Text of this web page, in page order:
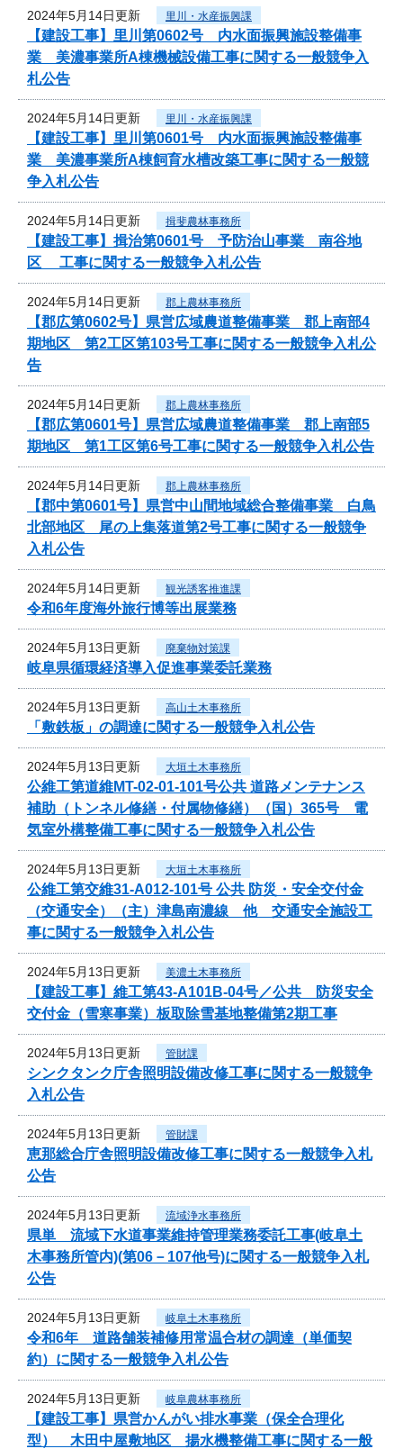
2024年5月14日更新 里川・水産振興課
【建設工事】里川第0602号 内水面振興施設整備事
業 美濃事業所A棟機械設備工事に関する一般競争入
札公告
2024年5月14日更新 里川・水産振興課
【建設工事】里川第0601号 内水面振興施設整備事
業 美濃事業所A棟飼育水槽改築工事に関する一般競
争入札公告
2024年5月14日更新 揖斐農林事務所
【建設工事】揖治第0601号 予防治山事業 南谷地
区 工事に関する一般競争入札公告
2024年5月14日更新 郡上農林事務所
【郡広第0602号】県営広域農道整備事業 郡上南部4
期地区 第2工区第103号工事に関する一般競争入札公
告
2024年5月14日更新 郡上農林事務所
【郡広第0601号】県営広域農道整備事業 郡上南部5
期地区 第1工区第6号工事に関する一般競争入札公告
2024年5月14日更新 郡上農林事務所
【郡中第0601号】県営中山間地域総合整備事業 白鳥
北部地区 尾の上集落道第2号工事に関する一般競争
入札公告
2024年5月14日更新 観光誘客推進課
令和6年度海外旅行博等出展業務
2024年5月13日更新 廃棄物対策課
岐阜県循環経済導入促進事業委託業務
2024年5月13日更新 高山土木事務所
「敷鉄板」の調達に関する一般競争入札公告
2024年5月13日更新 大垣土木事務所
公維工第道維MT-02-01-101号公共 道路メンテナンス
補助（トンネル修繕・付属物修繕）（国）365号 電
気室外構整備工事に関する一般競争入札公告
2024年5月13日更新 大垣土木事務所
公維工第交維31-A012-101号 公共 防災・安全交付金
（交通安全）（主）津島南濃線 他 交通安全施設工
事に関する一般競争入札公告
2024年5月13日更新 美濃土木事務所
【建設工事】維工第43-A101B-04号／公共 防災安全
交付金（雪寒事業）板取除雪基地整備第2期工事
2024年5月13日更新 管財課
シンクタンク庁舎照明設備改修工事に関する一般競争
入札公告
2024年5月13日更新 管財課
恵那総合庁舎照明設備改修工事に関する一般競争入札
公告
2024年5月13日更新 流域浄水事務所
県単 流域下水道事業維持管理業務委託工事(岐阜土
木事務所管内)(第06－107他号)に関する一般競争入札
公告
2024年5月13日更新 岐阜土木事務所
令和6年 道路舗装補修用常温合材の調達（単価契
約）に関する一般競争入札公告
2024年5月13日更新 岐阜農林事務所
【建設工事】県営かんがい排水事業（保全合理化
型） 木田中屋敷地区 揚水機整備工事に関する一般